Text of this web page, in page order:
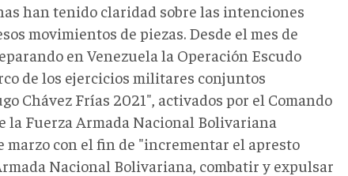
han tenido claridad sobre las intenciones
movimientos de piezas. Desde el mes de
en Venezuela la Operación Escudo
de los ejercicios militares conjuntos
Chávez Frías 2021", activados por el Comando
la Fuerza Armada Nacional Bolivariana
marzo con el fin de "incrementar el apresto
Nacional Bolivariana, combatir y expulsar